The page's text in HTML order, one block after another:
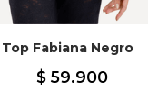
Top Fabiana Negro
$ 59.900